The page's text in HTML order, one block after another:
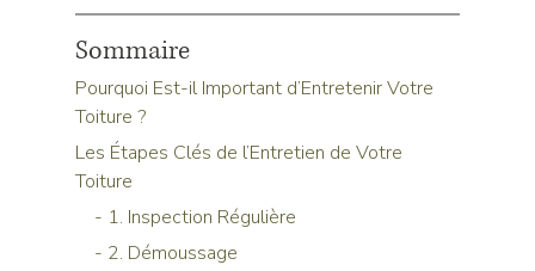
Sommaire
Pourquoi Est-il Important d’Entretenir Votre
Toiture ?
Les Étapes Clés de l’Entretien de Votre
Toiture
    - 1. Inspection Régulière
    - 2. Démoussage